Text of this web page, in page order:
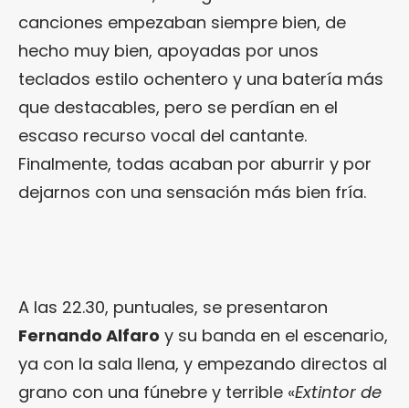
canciones empezaban siempre bien, de
hecho muy bien, apoyadas por unos
teclados estilo ochentero y una batería más
que destacables, pero se perdían en el
escaso recurso vocal del cantante.
Finalmente, todas acaban por aburrir y por
dejarnos con una sensación más bien fría.
A las 22.30, puntuales, se presentaron
Fernando Alfaro y su banda en el escenario,
ya con la sala llena, y empezando directos al
grano con una fúnebre y terrible «Extintor de